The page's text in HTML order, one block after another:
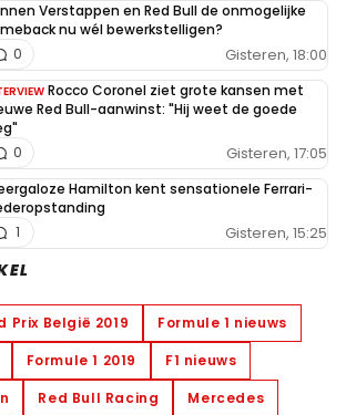
Verstappen en Red Bull de onmogelijke
nu wél bewerkstelligen?
Gisteren, 18:00
0
Rocco Coronel ziet grote kansen met
Red Bull-aanwinst: "Hij weet de goede
Gisteren, 17:05
0
Hamilton kent sensationele Ferrari-
Gisteren, 15:25
1
Prix België 2019
Formule 1 nieuws
Formule 1 2019
F1 nieuws
Red Bull Racing
Mercedes